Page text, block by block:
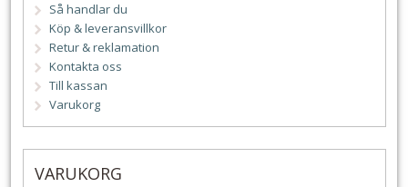
Så handlar du
Köp & leveransvillkor
Retur & reklamation
Kontakta oss
Till kassan
Varukorg
VARUKORG